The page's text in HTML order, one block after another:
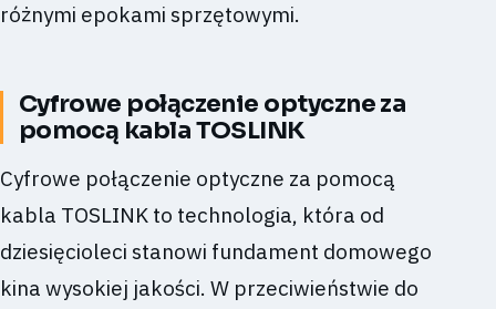
różnymi epokami sprzętowymi.
Cyfrowe połączenie optyczne za
pomocą kabla TOSLINK
Cyfrowe połączenie optyczne za pomocą
kabla TOSLINK to technologia, która od
dziesięcioleci stanowi fundament domowego
kina wysokiej jakości. W przeciwieństwie do